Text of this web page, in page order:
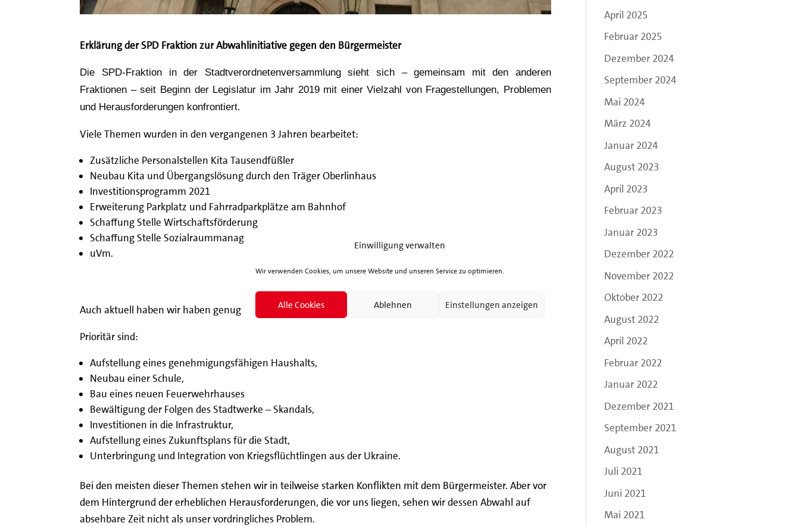
Einwilligung verwalten
Wir verwenden Cookies, um unsere Website und unseren Service zu optimieren.
Alle Cookies Ablehnen Einstellungen anzeigen
Erklärung der SPD Fraktion zur Abwahlinitiative gegen den Bürgermeister
Die SPD-Fraktion in der Stadtverordnetenversammlung sieht sich – gemeinsam mit den anderen
Fraktionen – seit Beginn der Legislatur im Jahr 2019 mit einer Vielzahl von Fragestellungen, Problemen
und Herausforderungen konfrontiert.
Viele Themen wurden in den vergangenen 3 Jahren bearbeitet:
Zusätzliche Personalstellen Kita Tausendfüßler
Neubau Kita und Übergangslösung durch den Träger Oberlinhaus
Investitionsprogramm 2021
Erweiterung Parkplatz und Fahrradparkplätze am Bahnhof
Schaffung Stelle Wirtschaftsförderung
Schaffung Stelle Sozialraummanagement
uVm.
Auch aktuell haben wir haben genug zu tun und ausreichend Probleme zu lösen.
Prioritär sind:
Aufstellung eines genehmigungsfähigen Haushalts,
Neubau einer Schule,
Bau eines neuen Feuerwehrhauses
Bewältigung der Folgen des Stadtwerke – Skandals,
Investitionen in die Infrastruktur,
Aufstellung eines Zukunftsplans für die Stadt,
Unterbringung und Integration von Kriegsflüchtlingen aus der Ukraine.
Bei den meisten dieser Themenstehen wir in teilweisestarken Konflikten mit dem Bürgermeister.Aber vor
dem Hintergrundder erheblichen Herausforderungen, die vor uns liegen,sehen wir dessen Abwahl auf
absehbare Zeit nicht als unser vordringliches Problem.
April 2025
Februar 2025
Dezember 2024
September 2024
Mai 2024
März 2024
Januar 2024
August 2023
April 2023
Februar 2023
Januar 2023
Dezember 2022
November 2022
Oktober 2022
August 2022
April 2022
Februar 2022
Januar 2022
Dezember 2021
September 2021
August 2021
Juli 2021
Juni 2021
Mai 2021